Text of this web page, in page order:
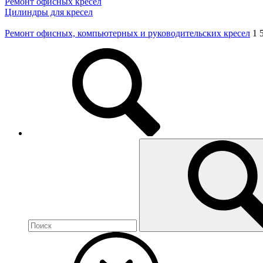
Цилиндры для кресел
Ремонт офисных, компьютерных и руководительских кресел 1